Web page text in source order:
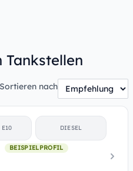
Tankstellen
Sortieren nach
E10 DIESEL
BEISPIELPROFIL